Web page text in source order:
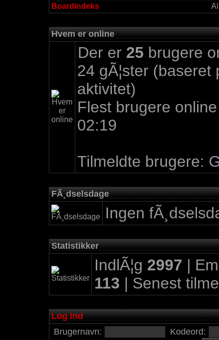
Boardindeks
Hvem er online
Der er 25 brugere
24 gÃ¦ster
aktivitet)
Flest brugere
02:19
Tilmeldte brugere:
FÃ¸dselsdage
Ingen
Statistikker
IndlÃ¦g 2997 |
113 | Senest
Log ind
Brugernavn:
Kodeord: